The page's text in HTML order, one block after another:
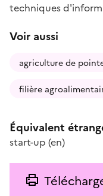
techniques
Voir aussi
agriculture de
filière
Équivalent
start-up (en)